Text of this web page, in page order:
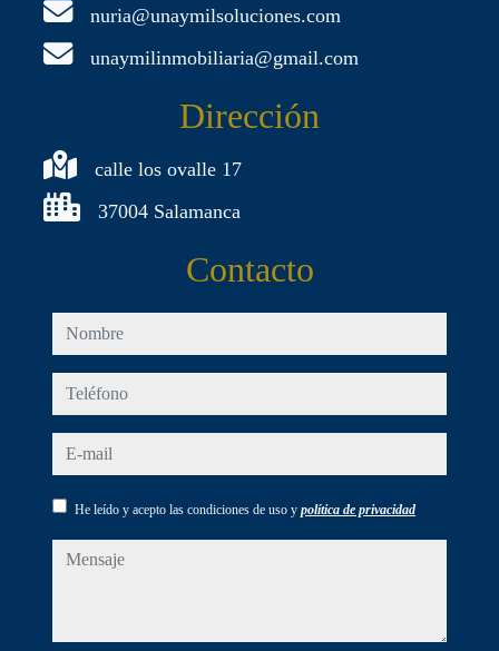
nuria@unaymilsoluciones.com
unaymilinmobiliaria@gmail.com
Dirección
calle los ovalle 17
37004 Salamanca
Contacto
nombre
teléfono
e-mail
He leído y acepto las condiciones de uso y política de privacidad
mensaje